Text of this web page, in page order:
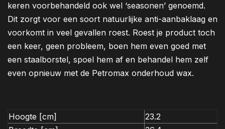
keren voorbehandeld ook wel ‘seasonen’ genoemd.
Dit zorgt voor een soort natuurlijke anti-aanbaklaag en
voorkomt in veel gevallen roest. Roest je product toch
een keer, geen probleem, boen hem even goed met
een staalborstel, spoel hem af en behandel hem zelf
even opnieuw met de Petromax onderhoud wax.
Hoogte [cm]
23.2